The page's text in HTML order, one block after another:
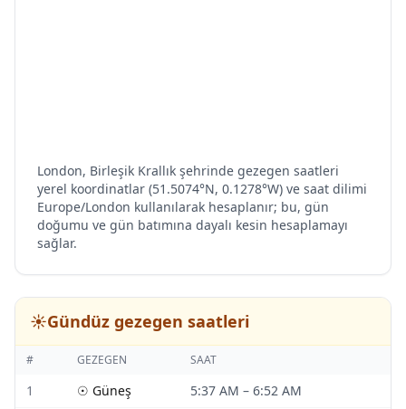
London, Birleşik Krallık şehrinde gezegen saatleri
yerel koordinatlar (51.5074°N, 0.1278°W) ve saat dilimi
Europe/London kullanılarak hesaplanır; bu, gün
doğumu ve gün batımına dayalı kesin hesaplamayı
sağlar.
☀️Gündüz gezegen saatleri
# GEZEGEN SAAT
1 ☉ Güneş 5:37 AM – 6:52 AM